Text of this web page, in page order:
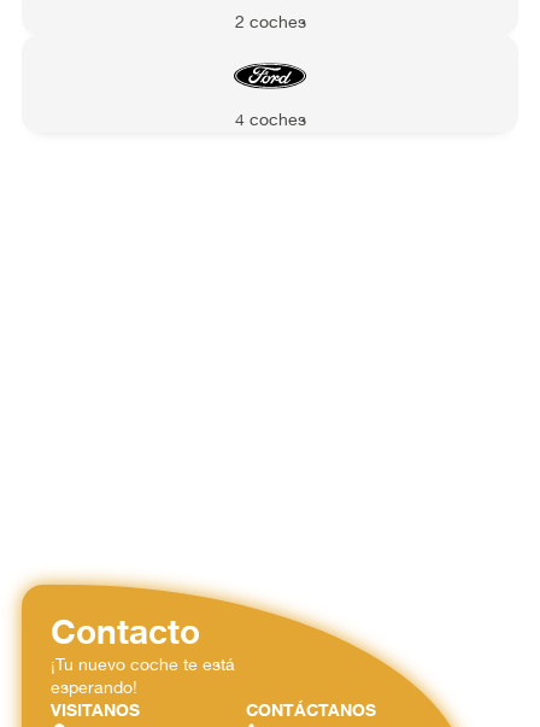
2 coches
4 coches
Contacto
¡Tu nuevo coche te está
esperando!
VISITANOS CONTÁCTANOS